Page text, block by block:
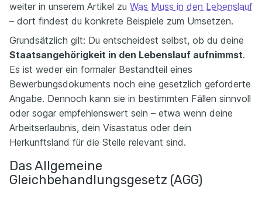
weiter in unserem Artikel zu Was Muss in den Lebenslauf
– dort findest du konkrete Beispiele zum Umsetzen.
Grundsätzlich gilt: Du entscheidest selbst, ob du deine
Staatsangehörigkeit in den Lebenslauf aufnimmst.
Es ist weder ein formaler Bestandteil eines
Bewerbungsdokuments noch eine gesetzlich geforderte
Angabe. Dennoch kann sie in bestimmten Fällen sinnvoll
oder sogar empfehlenswert sein – etwa wenn deine
Arbeitserlaubnis, dein Visastatus oder dein
Herkunftsland für die Stelle relevant sind.
Das Allgemeine
Gleichbehandlungsgesetz (AGG)